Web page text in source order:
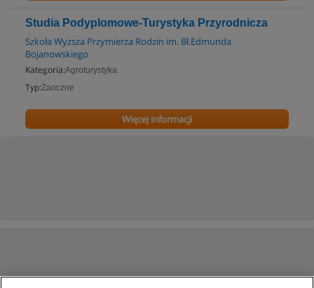
Studia Podyplomowe-Turystyka Przyrodnicza
Szkoła Wyższa Przymierza Rodzin im. Bł.Edmunda
Bojanowskiego
Kategoria:Agroturystyka
Typ:Zaoczne
Więcej informacji